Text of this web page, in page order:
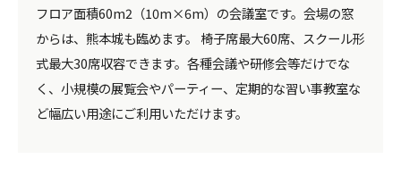
フロア面積60m2（10m×6m）の会議室です。会場の窓
からは、熊本城も臨めます。 椅子席最大60席、スクール形
式最大30席収容できます。各種会議や研修会等だけでな
く、小規模の展覧会やパーティー、定期的な習い事教室な
ど幅広い用途にご利用いただけます。